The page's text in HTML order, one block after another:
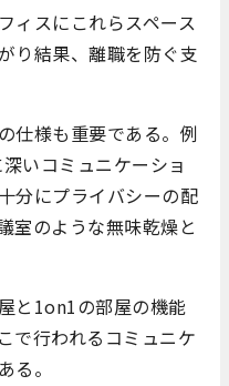
ィスにこれらスペース
り結果、離職を防ぐ支
仕様も重要である。例
いコミュニケーショ
分にプライバシーの配
室のような無味乾燥と
と1on1の部屋の機能
で行われるコミュニケ
る。